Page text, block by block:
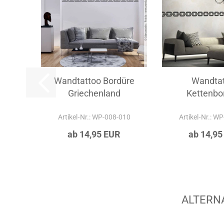
Wandtattoo Bordüre
Griechenland
Artikel‑Nr.: WP-008-010
ab 14,95 EUR
Artikel‑Nr.:
ab 14,95